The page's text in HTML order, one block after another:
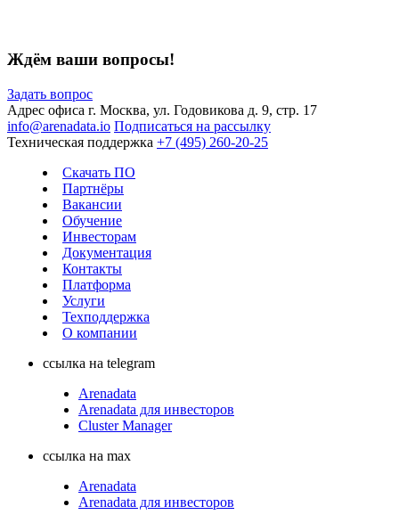
Ждём ваши вопросы!
Задать вопрос
Адрес офиса г. Москва, ул. Годовикова д. 9, стр. 17
info@arenadata.io Подписаться на рассылку
Техническая поддержка +7 (495) 260-20-25
Скачать ПО
Партнёры
Вакансии
Обучение
Инвесторам
Документация
Контакты
Платформа
Услуги
Техподдержка
О компании
ссылка на telegram
Arenadata
Arenadata для инвесторов
Cluster Manager
ссылка на max
Arenadata
Arenadata для инвесторов